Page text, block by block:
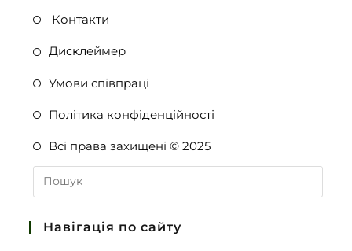
Контакти
Дисклеймер
Умови співпраці
Політика конфіденційності
Всі права захищені © 2025
Навігація по сайту